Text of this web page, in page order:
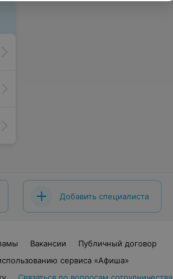
Добавить специалиста
Вакансии
Публичный договор
сервиса «Афиша»